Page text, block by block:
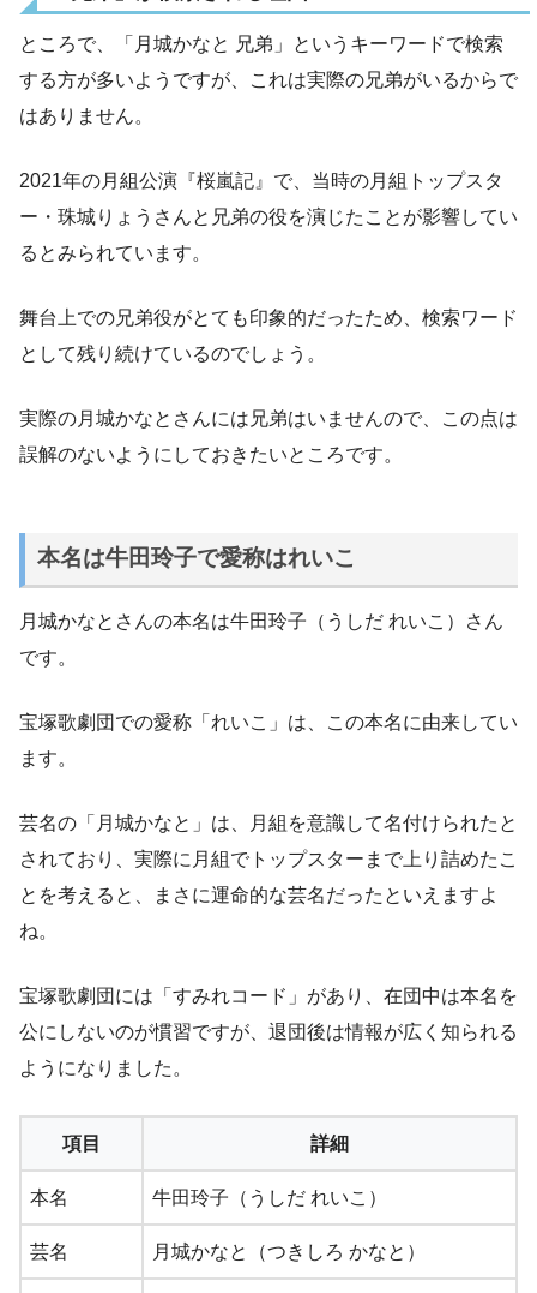
ところで、「月城かなと 兄弟」というキーワードで検索
する方が多いようですが、これは実際の兄弟がいるからで
はありません。
2021年の月組公演『桜嵐記』で、当時の月組トップスタ
ー・珠城りょうさんと兄弟の役を演じたことが影響してい
るとみられています。
舞台上での兄弟役がとても印象的だったため、検索ワード
として残り続けているのでしょう。
実際の月城かなとさんには兄弟はいませんので、この点は
誤解のないようにしておきたいところです。
本名は牛田玲子で愛称はれいこ
月城かなとさんの本名は牛田玲子（うしだ れいこ）さん
です。
宝塚歌劇団での愛称「れいこ」は、この本名に由来してい
ます。
芸名の「月城かなと」は、月組を意識して名付けられたと
されており、実際に月組でトップスターまで上り詰めたこ
とを考えると、まさに運命的な芸名だったといえますよ
ね。
宝塚歌劇団には「すみれコード」があり、在団中は本名を
公にしないのが慣習ですが、退団後は情報が広く知られる
ようになりました。
項目 詳細
本名 牛田玲子（うしだ れいこ）
芸名 月城かなと（つきしろ かなと）